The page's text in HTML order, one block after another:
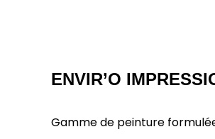
ENVIR’O
Gamme de peinture